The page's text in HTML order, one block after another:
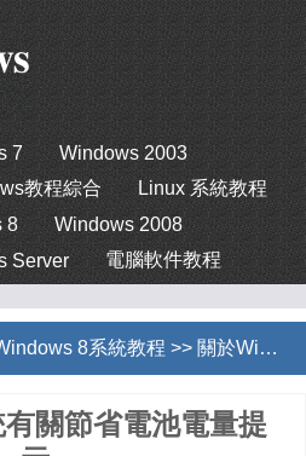
7
Windows 2003
教程綜合
Linux 系統教程
8
Windows 2008
Server 電腦軟件教程
8系統教程 >> 關於Windows8系統教程
關節省電池電量提